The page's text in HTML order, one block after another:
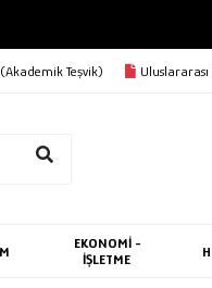
BEDAVA
Teşvik)
EKONOMİ -
İŞLETME